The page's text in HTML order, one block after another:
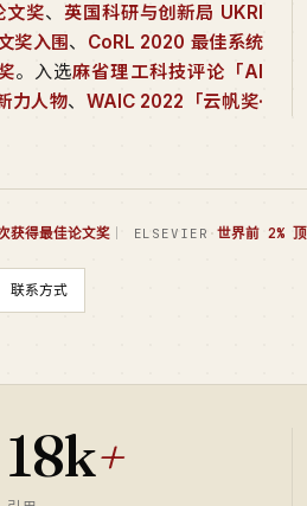
文奖、 英国科研与创新局 UKRI
奖入围、 CoRL 2020 最佳系统
。入选麻省理工科技评论「AI
力人物、 WAIC 2022「云帆奖·
获得最佳论文奖｜ ELSEVIER · 世界前 2%
联系方式
18k+